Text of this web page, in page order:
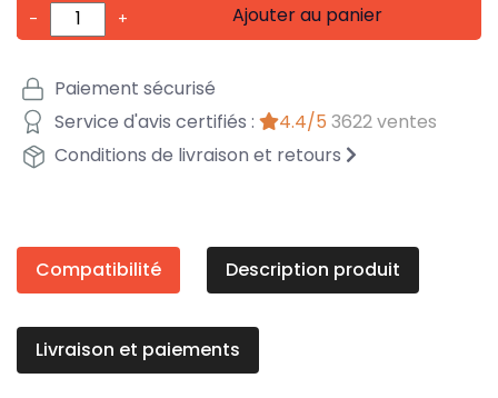
- + Ajouter au panier
Paiement sécurisé
Service d'avis certifiés :
4.4/5 3622 ventes
Conditions de livraison et retours
Compatibilité Description produit
Livraison et paiements